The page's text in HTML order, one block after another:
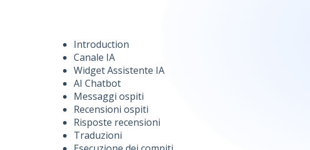
Introduction
Canale IA
Widget Assistente IA
AI Chatbot
Messaggi ospiti
Recensioni ospiti
Risposte recensioni
Traduzioni